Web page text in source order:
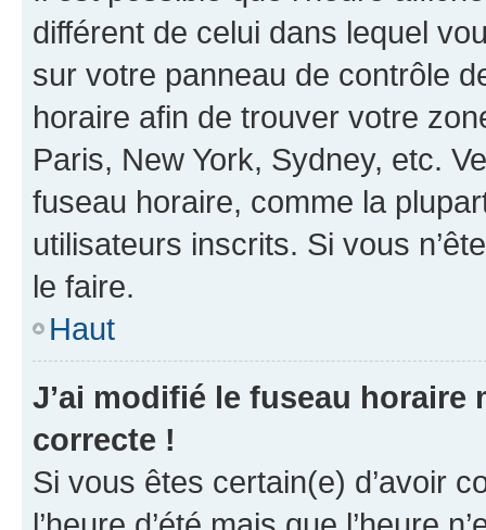
différent de celui dans lequel
sur votre panneau de contrôle
horaire afin de trouver votre
Paris, New York, Sydney, etc.
fuseau horaire, comme la
utilisateurs inscrits. Si vous
le faire.
Haut
J’ai modifié le fuseau horaire
correcte !
Si vous êtes certain(e) d’avoir